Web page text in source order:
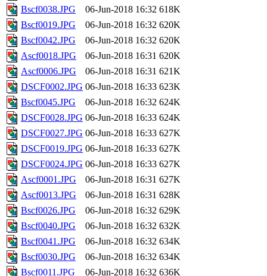
Bscf0038.JPG
06-Jun-2018 16:32 618K
Bscf0019.JPG
06-Jun-2018 16:32 620K
Bscf0042.JPG
06-Jun-2018 16:32 620K
Ascf0018.JPG
06-Jun-2018 16:31 620K
Ascf0006.JPG
06-Jun-2018 16:31 621K
DSCF0002.JPG 06-Jun-2018 16:33 623K
Bscf0045.JPG
06-Jun-2018 16:32 624K
DSCF0028.JPG 06-Jun-2018 16:33 624K
DSCF0027.JPG 06-Jun-2018 16:33 627K
DSCF0019.JPG 06-Jun-2018 16:33 627K
DSCF0024.JPG 06-Jun-2018 16:33 627K
Ascf0001.JPG
06-Jun-2018 16:31 627K
Ascf0013.JPG
06-Jun-2018 16:31 628K
Bscf0026.JPG
06-Jun-2018 16:32 629K
Bscf0040.JPG
06-Jun-2018 16:32 632K
Bscf0041.JPG
06-Jun-2018 16:32 634K
Bscf0030.JPG
06-Jun-2018 16:32 634K
Bscf0011.JPG
06-Jun-2018 16:32 636K